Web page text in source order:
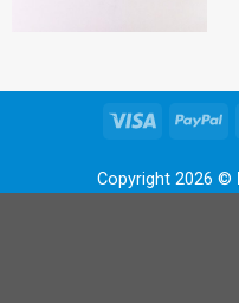
Copyright 2026 ©